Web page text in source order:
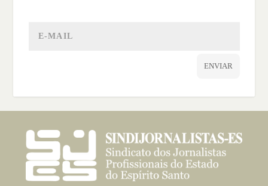
ENVIAR